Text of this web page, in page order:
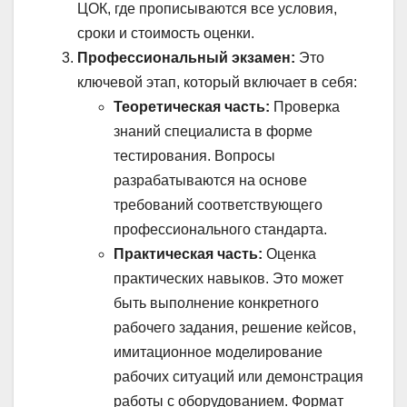
ЦОК, где прописываются все условия,
сроки и стоимость оценки.
Профессиональный экзамен: Это
ключевой этап, который включает в себя:
Теоретическая часть: Проверка
знаний специалиста в форме
тестирования. Вопросы
разрабатываются на основе
требований соответствующего
профессионального стандарта.
Практическая часть: Оценка
практических навыков. Это может
быть выполнение конкретного
рабочего задания, решение кейсов,
имитационное моделирование
рабочих ситуаций или демонстрация
работы с оборудованием. Формат